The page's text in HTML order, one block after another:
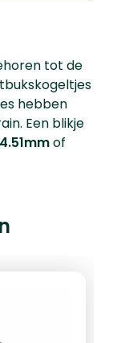
tot de
hebben
Een blikje
4.51mmof